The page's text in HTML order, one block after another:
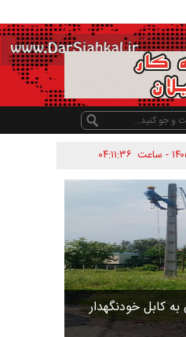
۰۴:۱۱:۳۶
به کابل خودنگهدار